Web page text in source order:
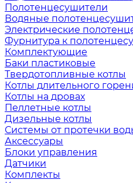
Полотенцесушители
Водяные
Электрические
Фурнитура к
Комплектующие
Баки пластиковые
Твердотопливные котлы
Котлы длительного
Котлы на дровах
Пеллетные котлы
Дизельные котлы
Системы от протечки
Аксессуары
Блоки управления
Датчики
Комплекты